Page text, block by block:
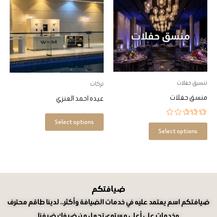
تنسيق حفلات
منسق حفلات
تم التقييم
5.00
من 5Select options
العديد
من
الأشكال
المختلفة
لهذا
الخيارات
تركات
عيده احمد العنزي
Select options
العديد
من
الأشكال
المختلفة
لهذا
ضيافتكم
ضيافتكم اسم يعتمد عليه في خدمات الضيافة وأكثر.. لدينا طاقم محترف